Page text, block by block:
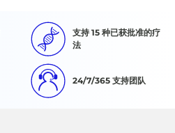
支持 15 种已获批准的疗
法
24/7/365 支持团队